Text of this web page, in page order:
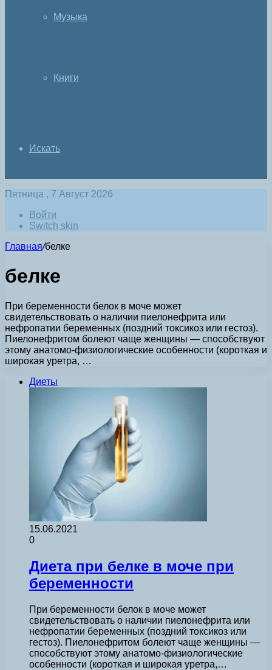
Музыка
Книги
Искать
Пятница , 7 Август 2026
Войти
Switch skin
Главная/белке
белке
При беременности белок в моче может
свидетельствовать о наличии пиелонефрита или
нефропатии беременных (поздний токсикоз или гестоз).
Пиелонефритом болеют чаще женщины — способствуют
этому анатомо-физиологические особенности (короткая и
широкая уретра, …
Диеты
15.06.2021
0
Диета при белке в моче при
беременности
При беременности белок в моче может
свидетельствовать о наличии пиелонефрита или
нефропатии беременных (поздний токсикоз или
гестоз). Пиелонефритом болеют чаще женщины —
способствуют этому анатомо-физиологические
особенности (короткая и широкая уретра,…